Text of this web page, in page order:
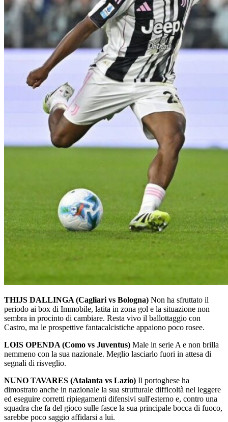
THIJS DALLINGA (Cagliari vs Bologna) Non ha sfruttato il
periodo ai box di Immobile, latita in zona gol e la situazione non
sembra in procinto di cambiare. Resta vivo il ballottaggio con
Castro, ma le prospettive fantacalcistiche appaiono poco rosee.
LOIS OPENDA (Como vs Juventus) Male in serie A e non brilla
nemmeno con la sua nazionale. Meglio lasciarlo fuori in attesa di
segnali di risveglio.
NUNO TAVARES (Atalanta vs Lazio) Il portoghese ha
dimostrato anche in nazionale la sua strutturale difficoltà nel leggere
ed eseguire corretti ripiegamenti difensivi sull'esterno e, contro una
squadra che fa del gioco sulle fasce la sua principale bocca di fuoco,
sarebbe poco saggio affidarsi a lui.